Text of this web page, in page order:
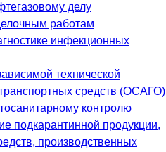
делу
работам
инфекционных
технической
средств (ОСАГО)
контролю
подкарантинной продукции,
производственных